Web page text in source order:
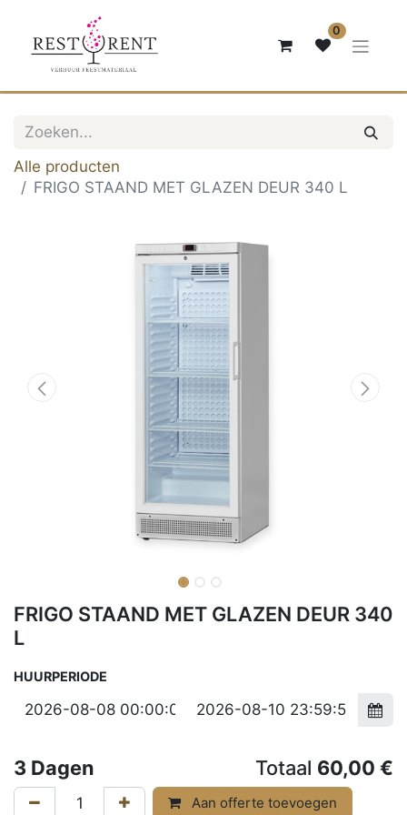
0
Alle producten
FRIGO STAAND MET GLAZEN DEUR 340 L
FRIGO STAAND MET GLAZEN DEUR 340
L
HUURPERIODE
3 Dagen Totaal 60,00 €
Aan offerte toevoegen